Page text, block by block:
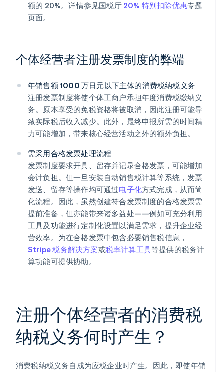
额的 20%。详情参见国税厅 20% 特别扣除优惠专题
页面。
个体经营者注册发票制度的弊端
年销售额 1000 万日元以下主体的消费税纳税义务
注册发票制度将使个体工商户承担年度消费税缴纳义
务。原本享受的免税资格将被取消，因此注册可能导
致实际税后收入减少。此外，最终申报所需的时间精
力可能增加，带来核心经营活动之外的额外负担。
需采用合格发票处理流程
发票制度要求开具、留存并记录合格发票，可能增加
会计负担。但一旦安装自动销售税计算等系统，发票
发送、留存等操作均可通过电子化方式完成，从而简
化流程。因此，虽然创建符合发票制度的合格发票需
提前准备，但亦能带来诸多益处——例如可充分利用
工具及功能进行定制化设置以满足需求，提升企业经
营效率。为在合格发票中包含必要销售税信息，
Stripe 税务解决方案或税率计算工具等提供的税务计
算功能可提供协助。
注册个体经营者的消费税
纳税义务何时产生？
消费税纳税义务自成为应税企业时产生。因此，即使年销